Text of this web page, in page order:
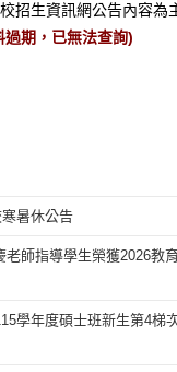
招生資訊網公告內容為
期，已無法查詢)
暑休公告
師指導學生榮獲2026教
學年度碩士班新生第4梯